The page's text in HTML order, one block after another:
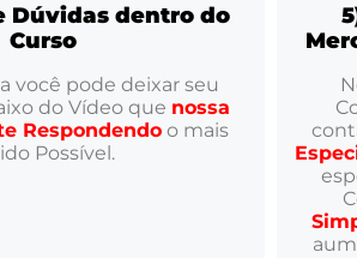
Dúvidas dentro do
Curso
você pode deixar seu
do Vídeo que nossa
Respondendoo mais
Possível.